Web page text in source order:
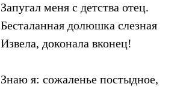
Запугал меня с детства отец.
Бесталанная долюшка слезная
Извела, доконала вконец!
Знаю я: сожаленье постыдное,